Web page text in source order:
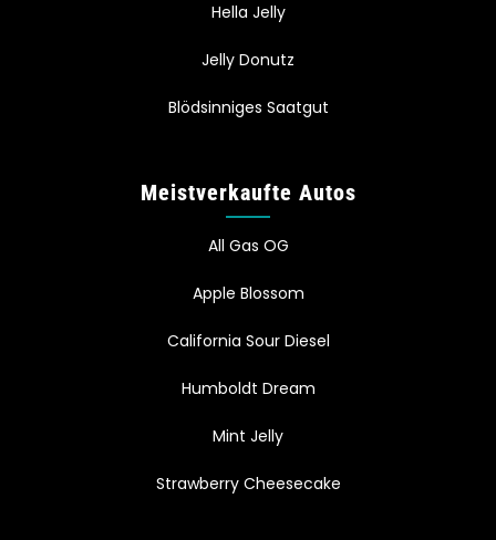
Hella Jelly
Jelly Donutz
Blödsinniges Saatgut
Meistverkaufte Autos
All Gas OG
Apple Blossom
California Sour Diesel
Humboldt Dream
Mint Jelly
Strawberry Cheesecake